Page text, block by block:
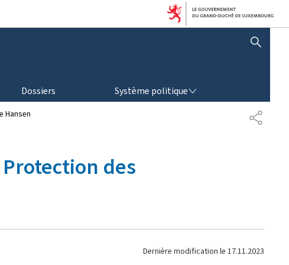
AFFICHER / MASQUER LA RECHERCHE
Dossiers Système politique
P
A
Hansen
des
Dernière modification le 17.11.2023